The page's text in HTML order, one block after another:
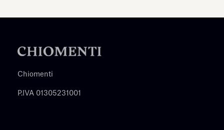
Chiomenti
P.IVA 01305231001